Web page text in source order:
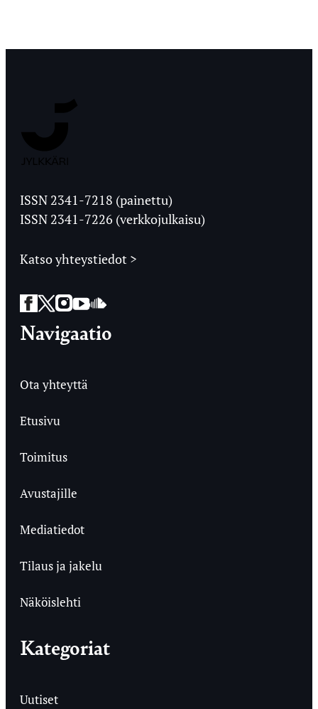
Ylioppilaslehti
ISSN 2341-7218 (painettu)
ISSN 2341-7226 (verkkojulkaisu)
Katso yhteystiedot >
Facebook
Twitter
Instagram
YouTube
SoundCloud
Navigaatio
Ota yhteyttä
Etusivu
Toimitus
Avustajille
Mediatiedot
Tilaus ja jakelu
Näköislehti
Kategoriat
Uutiset